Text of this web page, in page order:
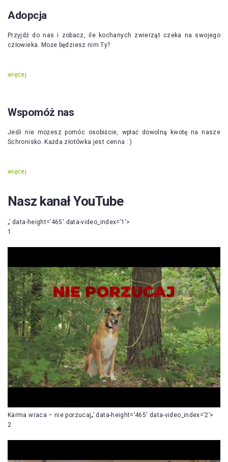
Adopcja
Przyjdź do nas i zobacz, ile kochanych zwierząt czeka na swojego
człowieka. Może będziesz nim Ty?
więcej
Wspomóż nas
Jeśli nie możesz pomóc osobiście, wpłać dowolną kwotę na nasze
Schronisko. Każda złotówka jest cenna : )
więcej
Nasz kanał YouTube
„’ data-height=’465′ data-video_index=’1’>
1
Karma wraca – nie porzucaj„’ data-height=’465′ data-video_index=’2’>
2